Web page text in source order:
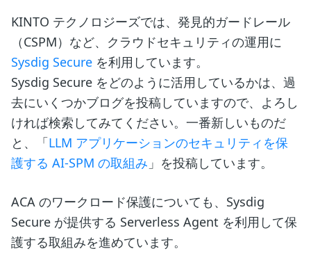
KINTO テクノロジーズでは、発見的ガードレール
（CSPM）など、クラウドセキュリティの運用に
Sysdig Secure を利用しています。
Sysdig Secure をどのように活用しているかは、過
去にいくつかブログを投稿していますので、よろし
ければ検索してみてください。一番新しいものだ
と、「LLM アプリケーションのセキュリティを保
護する AI-SPM の取組み 」を投稿しています。
ACA のワークロード保護についても、Sysdig
Secure が提供する Serverless Agent を利用して保
護する取組みを進めています。